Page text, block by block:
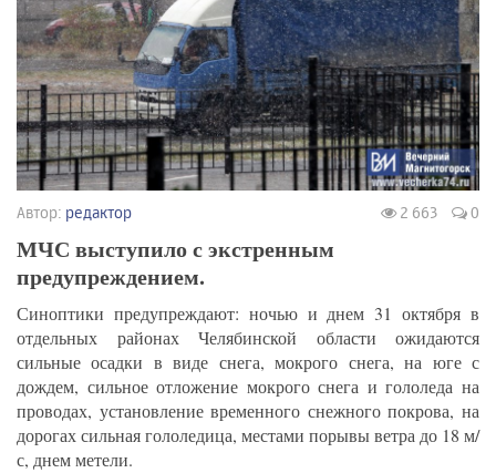
Автор: редактор 2 663 0
МЧС выступило с экстренным
предупреждением.
Синоптики предупреждают: ночью и днем 31 октября в
отдельных районах Челябинской области ожидаются
сильные осадки в виде снега, мокрого снега, на юге с
дождем, сильное отложение мокрого снега и гололеда на
проводах, установление временного снежного покрова, на
дорогах сильная гололедица, местами порывы ветра до 18 м/
с, днем метели.